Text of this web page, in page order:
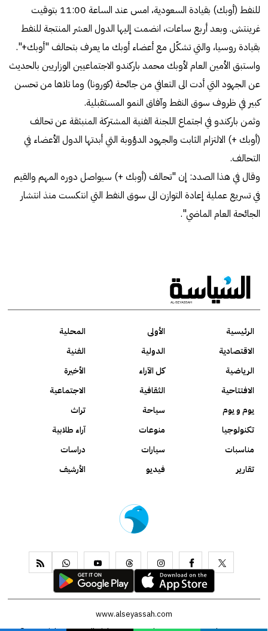
للنفط (أوبك) بقيادة السعودية، امس عند الساعة 11:00 بتوقيت
غرينتش. وبعد أربع ساعات، انضمت إليها الدول العشر المنتجة للنفط
بقيادة روسيا، والتي تشكّل مع أعضاء أوبك ما يعرف بتحالف "أوبك+".
واستبق الأمين العام لأوبك محمد باركندو الاجتماعيين الوزاريين بالحديث
عن الجهود التي أدت الى التعافي من جائحة (كورونا) وما تلاها من تحسن
كبير في ظروف سوق النفط وآفاق النمو المستقبلية.
وثمن باركندو في اجتماع اللجنة الفنية المشتركة المنبثقة عن تحالف
(أوبك +) الالتزام الثابت والجهود الدؤوبة التي أبدتها الدول الأعضاء في
التحالف.
وقال في هذا الصدد: إن "تحالف (أوبك +) سيواصل دوره المهم والقيم
في تسريع عملية إعادة التوازن الى سوق النفط التي انتكست منذ انتشار
الجائحة العام الماضي".
الرئيسية الأولى
المحلية
الاقتصادية
الدولية
الفنية
الرياضية
كل الآراء
الأخيرة
الافتتاحية
الثقافية
الاجتماعية
يوم و يوم
سياحة
تراث
تكنولوجيا
منوعات
آراء طلابية
مناسبات
سيارات
دراسات
تقارير
فيديو الأرشيف
www.alseyassah.com